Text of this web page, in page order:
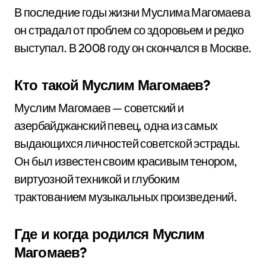
В последние годы жизни Муслима Магомаева
он страдал от проблем со здоровьем и редко
выступал. В 2008 году он скончался в Москве.
Кто такой Муслим Магомаев?
Муслим Магомаев — советский и
азербайджанский певец, одна из самых
выдающихся личностей советской эстрады.
Он был известен своим красивым тенором,
виртуозной техникой и глубоким
трактованием музыкальных произведений.
Где и когда родился Муслим
Магомаев?